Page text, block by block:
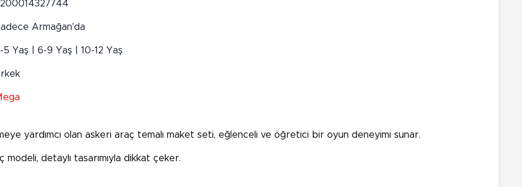
Armağan'da
5 Yaş | 6-9 Yaş | 10-12 Yaş
yardımcı olan askeri araç temalı maket seti, eğlenceli ve öğretici bir oyun deneyimi sunar.
modeli, detaylı tasarımıyla dikkat çeker.